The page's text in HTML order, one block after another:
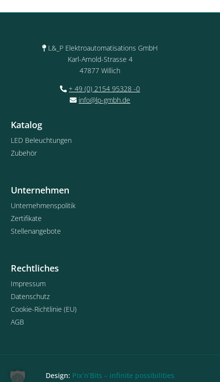
L&_P Elektroautomatisations GmbH
Karl-Arnold-Strasse 4
47877 Willich
+ 49 (0) 2154 95328 -0
info@lp-gmbh.de
Katalog
LED Beleuchtungen
Zubehör
Unternehmen
Unternehmenspolitik
Zertifikate
Stellenangebote
Rechtliches
Impressum
Datenschutz
Cookie-Richtlinie (EU)
AGB
Design: Pix’n’Bits – infinite possibilities